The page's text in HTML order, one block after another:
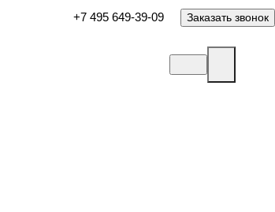
+7 495 649-39-09 Заказать звонок